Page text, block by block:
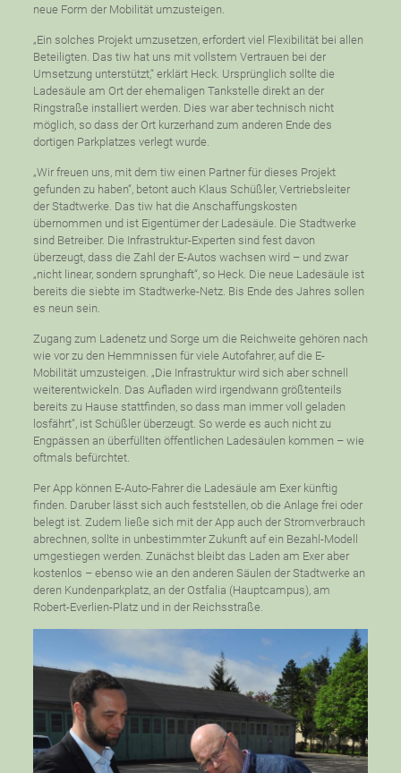
neue Form der Mobilität umzusteigen.
„Ein solches Projekt umzusetzen, erfordert viel Flexibilität bei allen
Beteiligten. Das tiw hat uns mit vollstem Vertrauen bei der
Umsetzung unterstützt,“ erklärt Heck. Ursprünglich sollte die
Ladesäule am Ort der ehemaligen Tankstelle direkt an der
Ringstraße installiert werden. Dies war aber technisch nicht
möglich, so dass der Ort kurzerhand zum anderen Ende des
dortigen Parkplatzes verlegt wurde.
„Wir freuen uns, mit dem tiw einen Partner für dieses Projekt
gefunden zu haben“, betont auch Klaus Schüßler, Vertriebsleiter
der Stadtwerke. Das tiw hat die Anschaffungskosten
übernommen und ist Eigentümer der Ladesäule. Die Stadtwerke
sind Betreiber. Die Infrastruktur-Experten sind fest davon
überzeugt, dass die Zahl der E-Autos wachsen wird – und zwar
„nicht linear, sondern sprunghaft“, so Heck. Die neue Ladesäule ist
bereits die siebte im Stadtwerke-Netz. Bis Ende des Jahres sollen
es neun sein.
Zugang zum Ladenetz und Sorge um die Reichweite gehören nach
wie vor zu den Hemmnissen für viele Autofahrer, auf die E-
Mobilität umzusteigen. „Die Infrastruktur wird sich aber schnell
weiterentwickeln. Das Aufladen wird irgendwann größtenteils
bereits zu Hause stattfinden, so dass man immer voll geladen
losfährt“, ist Schüßler überzeugt. So werde es auch nicht zu
Engpässen an überfüllten öffentlichen Ladesäulen kommen – wie
oftmals befürchtet.
Per App können E-Auto-Fahrer die Ladesäule am Exer künftig
finden. Daruber lässt sich auch feststellen, ob die Anlage frei oder
belegt ist. Zudem ließe sich mit der App auch der Stromverbrauch
abrechnen, sollte in unbestimmter Zukunft auf ein Bezahl-Modell
umgestiegen werden. Zunächst bleibt das Laden am Exer aber
kostenlos – ebenso wie an den anderen Säulen der Stadtwerke an
deren Kundenparkplatz, an der Ostfalia (Hauptcampus), am
Robert-Everlien-Platz und in der Reichsstraße.